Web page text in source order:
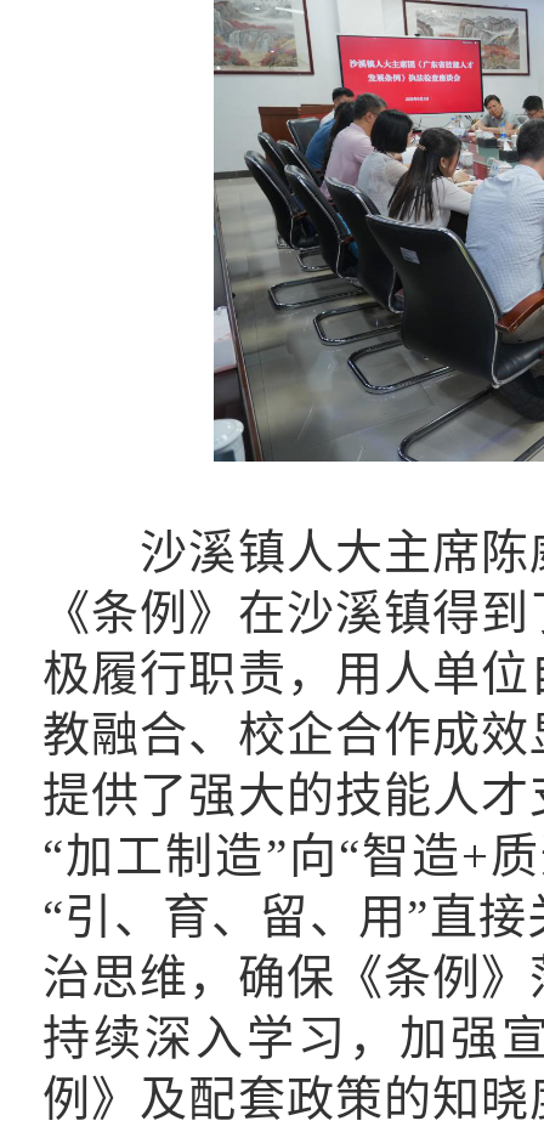
沙溪镇人大主席陈
《条例》在沙溪镇得
极履行职责，用人单
教融合、校企合作成
提供了强大的技能人
“加工制造”向“智造+
“引、育、留、用”直
治思维，确保《条例
持续深入学习，加强
例》及配套政策的知